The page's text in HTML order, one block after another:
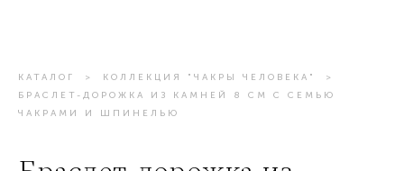
КАТАЛОГ > КОЛЛЕКЦИЯ "ЧАКРЫ ЧЕЛОВЕКА"
>
БРАСЛЕТ-ДОРОЖКА ИЗ КАМНЕЙ 8 СМ С СЕМЬЮ
ЧАКРАМИ И ШПИНЕЛЬЮ